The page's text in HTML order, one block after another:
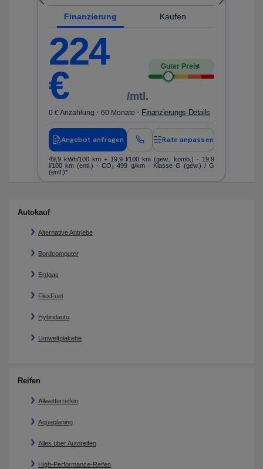
Finanzierung Kaufen
224
€ /mtl.
Guter Preis4
0 € Anzahlung · 60 Monate · Finanzierungs-Details
Angebot anfragen Rate anpassen
49,9 kWh/100 km + 19,9 l/100 km (gew., komb.) · 19,9
l/100 km (entl.) · CO₂ 499 g/km · Klasse G (gew.) / G
(entl.)*
Autokauf
Alternative Antriebe
Bordcomputer
Erdgas
FlexFuel
Hybridauto
Umweltplakette
Reifen
Allwetterreifen
Aquaplaning
Alles über Autoreifen
High-Performance-Reifen